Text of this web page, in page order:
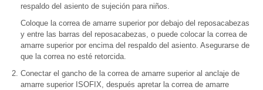
respaldo del asiento de sujeción para niños.
Coloque la correa de amarre superior por debajo del reposacabezas
y entre las barras del reposacabezas, o puede colocar la correa de
amarre superior por encima del respaldo del asiento. Asegurarse de
que la correa no esté retorcida.
Conectar el gancho de la correa de amarre superior al anclaje de
amarre superior ISOFIX, después apretar la correa de amarre